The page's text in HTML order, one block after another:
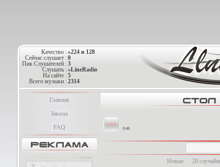
Качество :»224 и 128
Сейчас слушает :0
Пик Слушателей :3
Слушать :»LineRadio
На сайте :5
Всего музыки :2314
Главная
Заказы
FAQ
0:46
Новые
20